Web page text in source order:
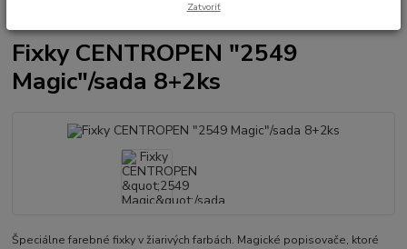
Fixky CENTROPEN "2549
Magic"/sada 8+2ks
Špeciálne farebné fixky v žiarivých farbách. Magické popisovače, ktoré
Zatvoriť